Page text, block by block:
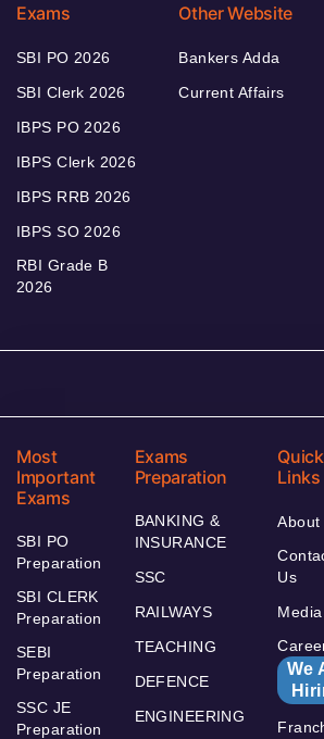
Exams
SBI PO 2026
SBI Clerk 2026
IBPS PO 2026
IBPS Clerk 2026
IBPS RRB 2026
IBPS SO 2026
RBI Grade B
2026
Other Website
Bankers Adda
Current Affairs
Most
Important
Exams
SBI PO
Preparation
SBI CLERK
Preparation
SEBI
Preparation
SSC JE
Preparation
Exams
Preparation
BANKING &
INSURANCE
SSC
RAILWAYS
TEACHING
DEFENCE
ENGINEERING
Quick
Links
About
Us
Media
We